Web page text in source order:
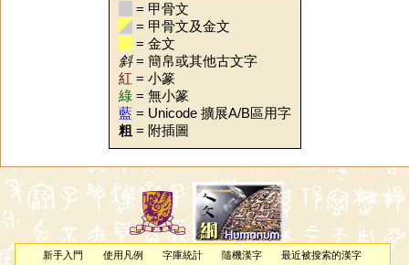
= 甲骨文
= 甲骨文及金文
= 金文
斜= 簡帛或其他古文字
紅 = 小篆
綠 = 無小篆
藍 = Unicode 擴展A/B區用字
粗 = 附插圖
新手入門 使用凡例 字庫統計 隨機漢字
最近被搜索的漢字